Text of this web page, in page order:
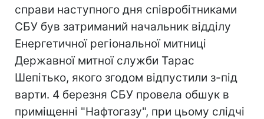
справи наступного дня співробітниками
СБУ був затриманий начальник відділу
Енергетичної регіональної митниці
Державної митної служби Тарас
Шепітько, якого згодом відпустили з-під
варти. 4 березня СБУ провела обшук в
приміщенні "Нафтогазу", при цьому слідчі